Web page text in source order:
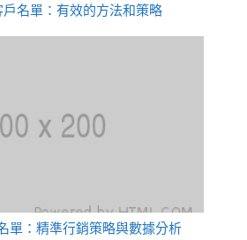
名單：有效的方法和策略
單：精準行銷策略與數據分析